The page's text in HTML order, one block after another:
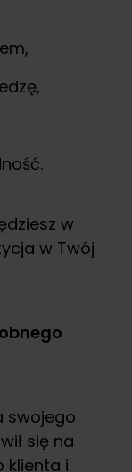
w
w Twój
swojego
się na
klienta i